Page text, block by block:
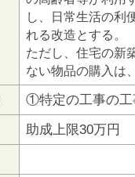
し、日常生活の利
れる改造とする。
ただし、住宅の新
ない物品の購入は
①特定の工事の工
助成上限30万円